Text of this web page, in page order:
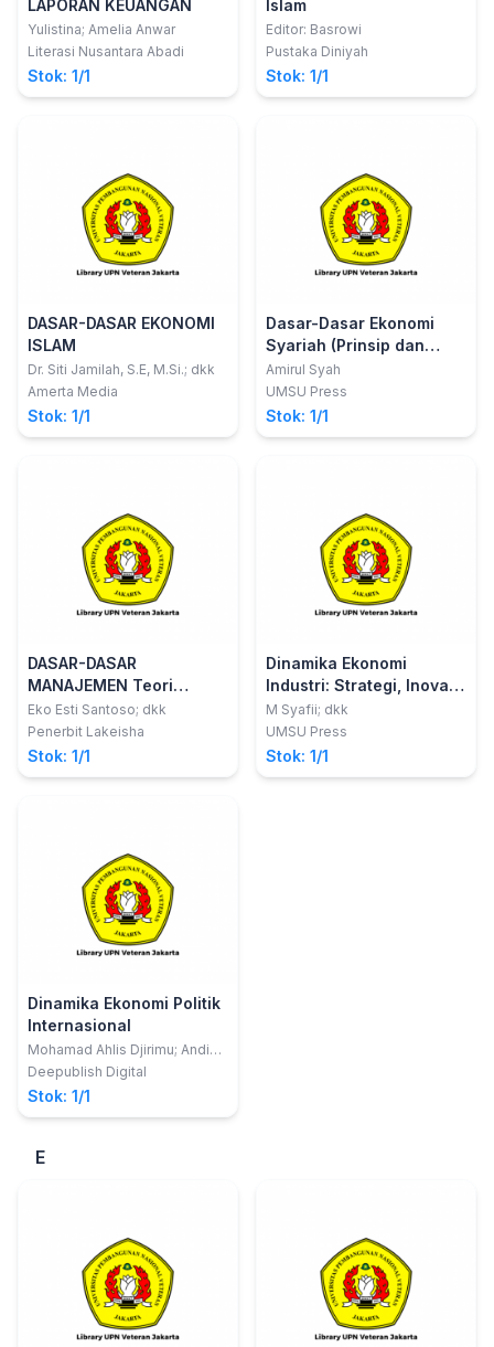
LAPORAN KEUANGAN
Yulistina; Amelia Anwar
Literasi Nusantara Abadi
Stok: 1/1
Islam
Editor: Basrowi
Pustaka Diniyah
Stok: 1/1
DASAR-DASAR EKONOMI
ISLAM
Dr. Siti Jamilah, S.E, M.Si.; dkk
Amerta Media
Stok: 1/1
Dasar-Dasar Ekonomi
Syariah (Prinsip dan
Aplikasinya)
Amirul Syah
UMSU Press
Stok: 1/1
DASAR-DASAR
MANAJEMEN Teori
Manajemen dan
Penerapannya
Eko Esti Santoso; dkk
Penerbit Lakeisha
Stok: 1/1
Dinamika Ekonomi
Industri: Strategi, Inovasi
dan PersaingaEra
Modern
M Syafii; dkk
UMSU Press
Stok: 1/1
Dinamika Ekonomi Politik
Internasional
Mohamad Ahlis Djirimu; Andi
Darmawati Tombolotutu
Deepublish Digital
Stok: 1/1
E